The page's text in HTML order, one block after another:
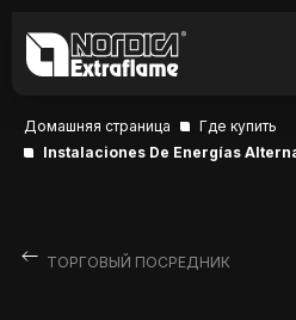
Домашняя страница
Где купить
Instalaciones De Energías
ТОРГОВЫЙ ПОСРЕДНИК